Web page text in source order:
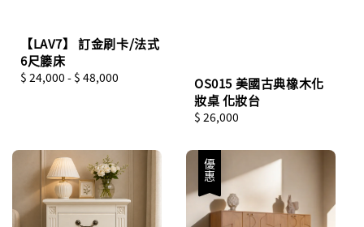
【LAV7】 訂金刷卡/法式
6尺籐床
Regular
$ 24,000 - $ 48,000
OS015 美國古典橡木化
妝桌 化妝台
Regular
$ 26,000
優惠